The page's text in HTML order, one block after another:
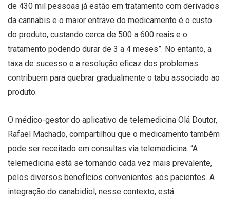
de 430 mil pessoas já estão em tratamento com derivados
da cannabis e o maior entrave do medicamento é o custo
do produto, custando cerca de 500 a 600 reais e o
tratamento podendo durar de 3 a 4 meses”. No entanto, a
taxa de sucesso e a resolução eficaz dos problemas
contribuem para quebrar gradualmente o tabu associado ao
produto.
O médico-gestor do aplicativo de telemedicina Olá Doutor,
Rafael Machado, compartilhou que o medicamento também
pode ser receitado em consultas via telemedicina. “A
telemedicina está se tornando cada vez mais prevalente,
pelos diversos benefícios convenientes aos pacientes. A
integração do canabidiol, nesse contexto, está